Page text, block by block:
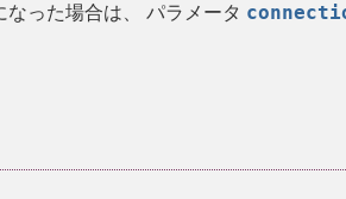
った場合は、 パラメータ